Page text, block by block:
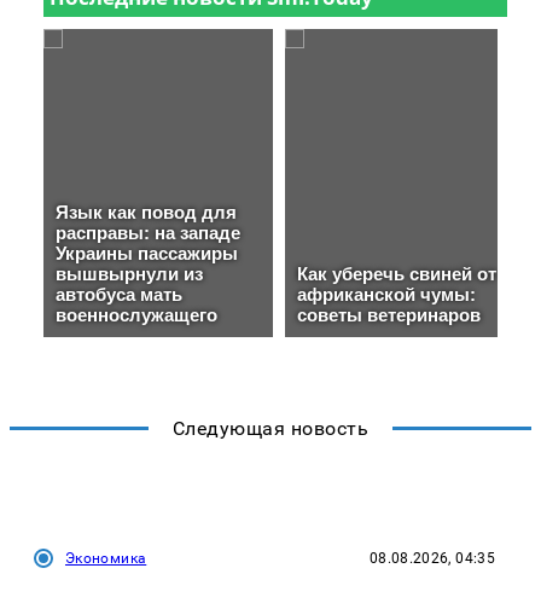
Следующая новость
Экономика 08.08.2026, 04:35